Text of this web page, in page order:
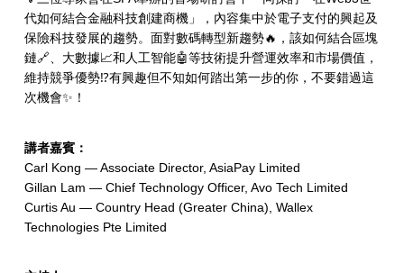
代如何結合金融科技創建商機」，內容集中於電子支付的興起及
保險科技發展的趨勢。面對數碼轉型新趨勢🔥，該如何結合區塊
鏈🔗、大數據📈和人工智能🤖等技術提升營運效率和市場價值，
維持競爭優勢⁉️有興趣但不知如何踏出第一步的你，不要錯過這
次機會✨！
講者嘉賓：
Carl Kong — Associate Director, AsiaPay Limited
Gillan Lam — Chief Technology Officer, Avo Tech Limited
Curtis Au — Country Head (Greater China), Wallex
Technologies Pte Limited